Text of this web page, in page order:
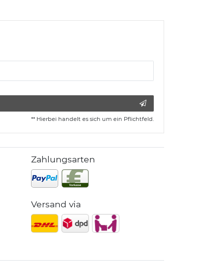
** Hierbei handelt es sich um ein Pflichtfeld.
Zahlungsarten
Versand via